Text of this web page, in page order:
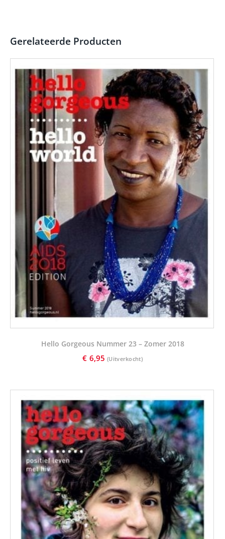
2021
Gerelateerde Producten
Hello Gorgeous Nummer 23 – Zomer 2018
€ 6,95